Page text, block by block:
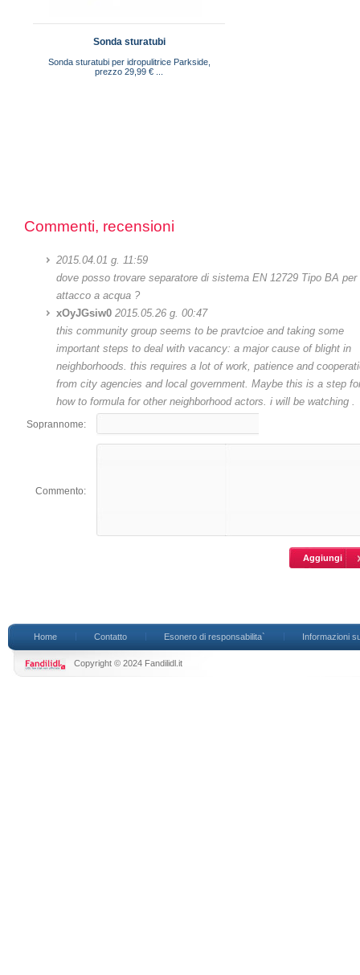
Sonda sturatubi
Sonda sturatubi per idropulitrice Parkside,
prezzo 29,99 € ...
Commenti, recensioni
2015.04.01 g. 11:59
dove posso trovare separatore di sistema EN 12729 Tipo BA per
attacco a acqua ?
xOyJGsiw0 2015.05.26 g. 00:47
this community group seems to be pravtcioe and taking some
important steps to deal with vacancy: a major cause of blight in
neighborhoods. this requires a lot of work, patience and
from city agencies and local government. Maybe this is a step
how to formula for other neighborhood actors. i will be watching .
Soprannome:
Commento:
Home Contatto Esonero di responsabilita` Informazioni
Copyright © 2024 Fandilidl.it